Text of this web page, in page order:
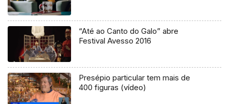
“Até ao Canto do Galo” abre
Festival Avesso 2016
Presépio particular tem mais de
400 figuras (vídeo)